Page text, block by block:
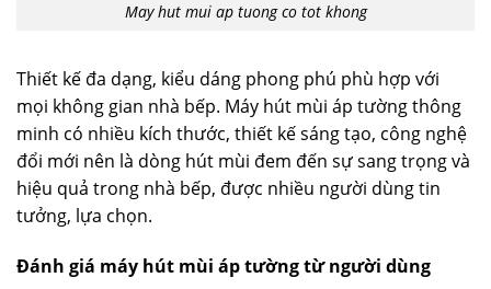
May hut mui ap tuong co tot khong
Thiết kế đa dạng, kiểu dáng phong phú phù hợp với
mọi không gian nhà bếp. Máy hút mùi áp tường thông
minh có nhiều kích thước, thiết kế sáng tạo, công nghệ
đổi mới nên là dòng hút mùi đem đến sự sang trọng và
hiệu quả trong nhà bếp, được nhiều người dùng tin
tưởng, lựa chọn.
Đánh giá máy hút mùi áp tường từ người dùng